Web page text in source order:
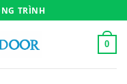
TRÌNH
0